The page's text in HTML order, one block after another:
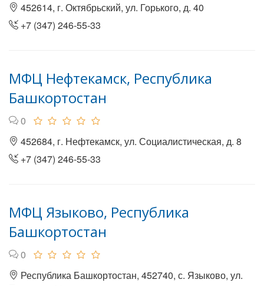
452614, г. Октябрьский, ул. Горького, д. 40
+7 (347) 246-55-33
МФЦ Нефтекамск, Республика
Башкортостан
0
452684, г. Нефтекамск, ул. Социалистическая, д. 8
+7 (347) 246-55-33
МФЦ Языково, Республика
Башкортостан
0
Республика Башкортостан, 452740, с. Языково, ул.